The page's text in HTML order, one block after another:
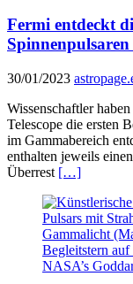
Fermi entdeckt
30/01/2023
Wissenschaftler
Telescope die ersten
im Gammabereich
enthalten jeweils
Überrest […]